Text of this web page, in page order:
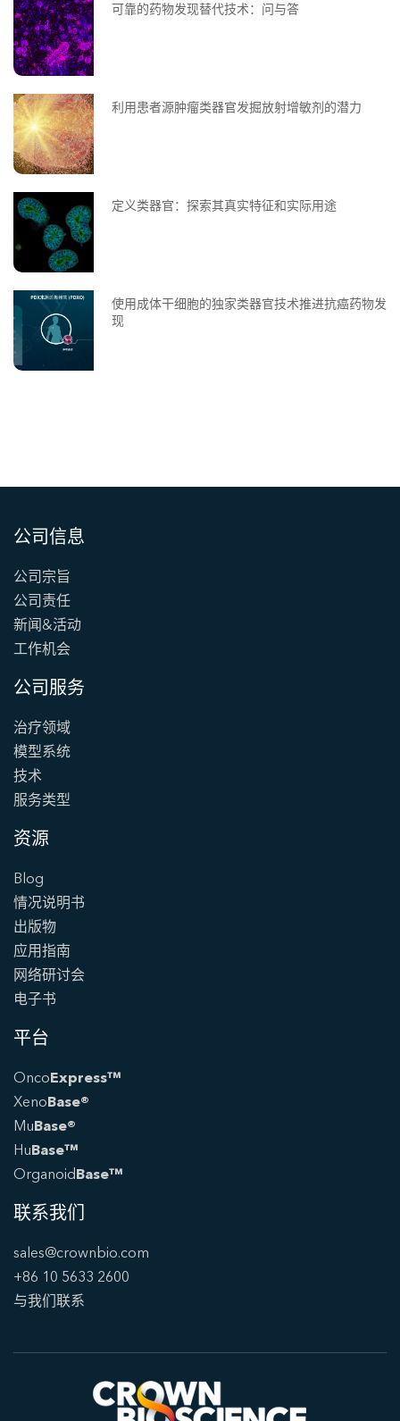
可靠的药物发现替代技术：问与答
利用患者源肿瘤类器官发掘放射增敏剂的潜力
定义类器官：探索其真实特征和实际用途
使用成体干细胞的独家类器官技术推进抗癌药物发
现
公司信息
公司宗旨
公司责任
新闻&活动
工作机会
公司服务
治疗领域
模型系统
技术
服务类型
资源
Blog
情况说明书
出版物
应用指南
网络研讨会
电子书
平台
OncoExpress™
XenoBase®
MuBase®
HuBase™
OrganoidBase™
联系我们
sales@crownbio.com
+86 10 5633 2600
与我们联系